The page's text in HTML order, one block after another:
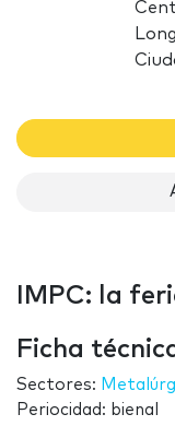
IMPC: la
Ficha
Sectores:
Periocidad: bienal